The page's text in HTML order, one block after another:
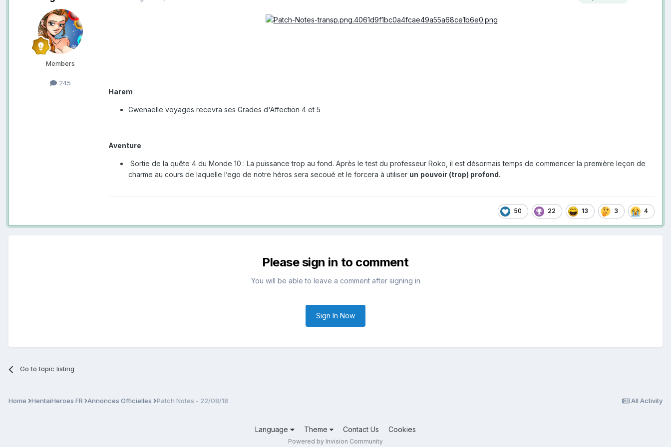
Members
245
Harem
Gwenaëlle voyages recevra ses Grades d'Affection 4 et 5
Aventure
Sortie de la quête 4 du Monde 10 : La puissance trop au fond. Après le test du professeur Roko, il est désormais temps de commencer la première leçon de
charme au cours de laquelle l’ego de notre héros sera secoué et le forcera à utiliser un pouvoir (trop) profond.
50 22 13 3 4
Please sign in to comment
You will be able to leave a comment after signing in
Sign In Now
Go to topic listing
All Activity
Home HentaiHeroes FR Annonces Officielles Patch Notes - 22/08/18
Language Theme Contact Us Cookies
Powered by Invision Community